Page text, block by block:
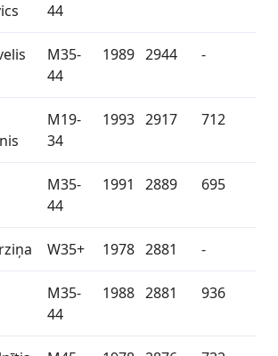
44
M35-
44
1989 2944 -
M19-
34
1993 2917 712
M35-
44
1991 2889 695
W35+ 1978 2881 -
M35-
44
1988 2881 936